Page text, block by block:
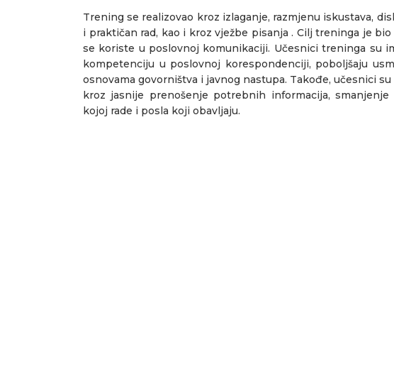
Trening se realizovao kroz izlaganje, razmjenu iskustava,
i praktičan rad, kao i kroz vježbe pisanja . Cilj treninga je
se koriste u poslovnoj komunikaciji. Učesnici treninga su
kompetenciju u poslovnoj korespondenciji, poboljšaju
osnovama govorništva i javnog nastupa. Takođe, učesnici
kroz jasnije prenošenje potrebnih informacija,
kojoj rade i posla koji obavljaju.